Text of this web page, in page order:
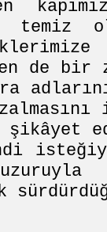
temiz
de bir
şikâyet